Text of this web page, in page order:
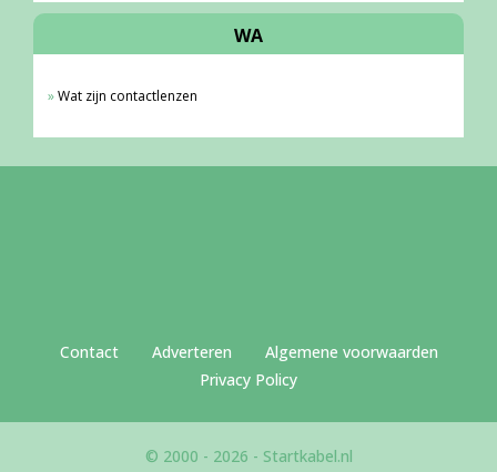
WA
Wat zijn contactlenzen
Contact Adverteren
Algemene voorwaarden
Privacy Policy
© 2000 - 2026 - Startkabel.nl